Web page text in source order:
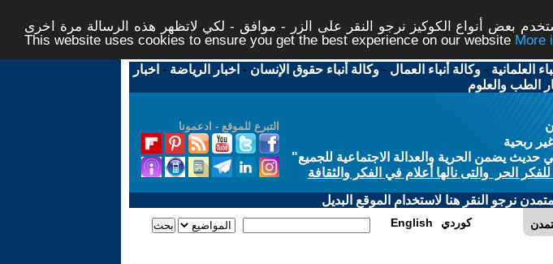
بعض أنواع الكوكيز نرجو النقر على الزر - موافق - لكي لاتظهر هذه الرسالة مرة اخرى -
This website uses cookies to ensure you get the best experience on our website
العلمانية -وكالة أنباء العمال -وكالة أنباء حقوق الإنسان - اخبار الرياضة - اخبار
الطب والعلوم
التبرع للموقع - ادعمونا
ربحية
يضمن الحرية والعدالة الاجتماعية للجميع"
الحر والتى نالها أعلام في الفكر والثقافة
نرجو النقر هنا لاستخدام الموقع البديل
English كوردي